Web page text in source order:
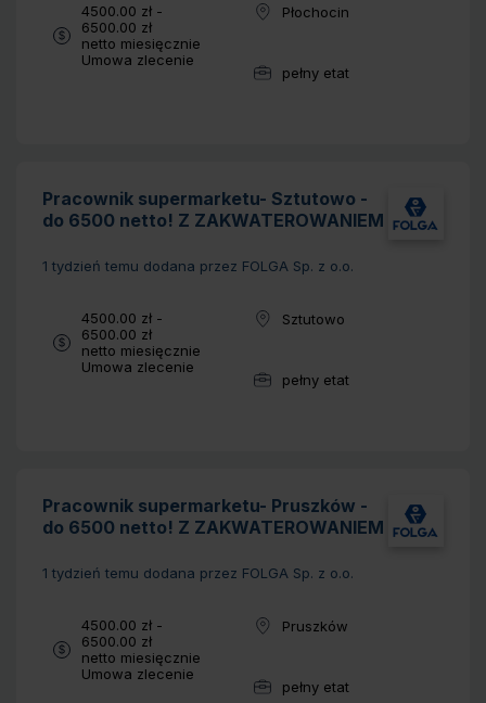
Wynagrodzenie:
4500.00 zł -
6500.00 zł
netto miesięcznie
Typ umowy:
Umowa zlecenie
Lokalizacja:
Płochocin
Wymiar pracy:
pełny etat
Pracownik supermarketu- Sztutowo -
do 6500 netto! Z ZAKWATEROWANIEM
1 tydzień temu dodana przez FOLGA Sp. z o.o.
Wynagrodzenie:
4500.00 zł -
6500.00 zł
netto miesięcznie
Typ umowy:
Umowa zlecenie
Lokalizacja:
Sztutowo
Wymiar pracy:
pełny etat
Pracownik supermarketu- Pruszków -
do 6500 netto! Z ZAKWATEROWANIEM
1 tydzień temu dodana przez FOLGA Sp. z o.o.
Wynagrodzenie:
4500.00 zł -
6500.00 zł
netto miesięcznie
Typ umowy:
Umowa zlecenie
Lokalizacja:
Pruszków
Wymiar pracy:
pełny etat